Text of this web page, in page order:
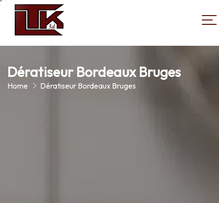
Dératiseur Bordeaux Bruges
Home Dératiseur Bordeaux Bruges